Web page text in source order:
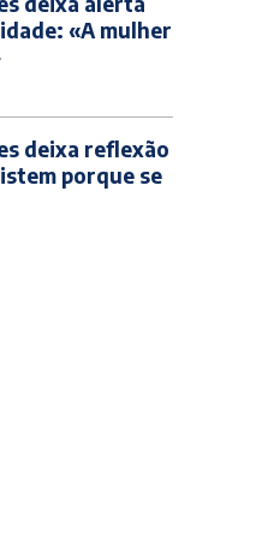
«A mulher
deixa reflexão
porque se